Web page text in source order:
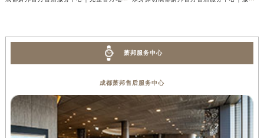
萧邦服务中心
成都萧邦售后服务中心